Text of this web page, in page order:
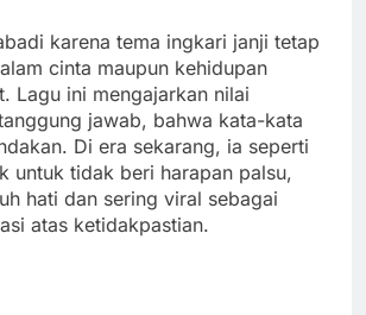
karena tema ingkari janji tetap
cinta maupun kehidupan
Lagu ini mengajarkan nilai
jawab, bahwa kata-kata
Di era sekarang, ia seperti
untuk tidak beri harapan palsu,
hati dan sering viral sebagai
atas ketidakpastian.